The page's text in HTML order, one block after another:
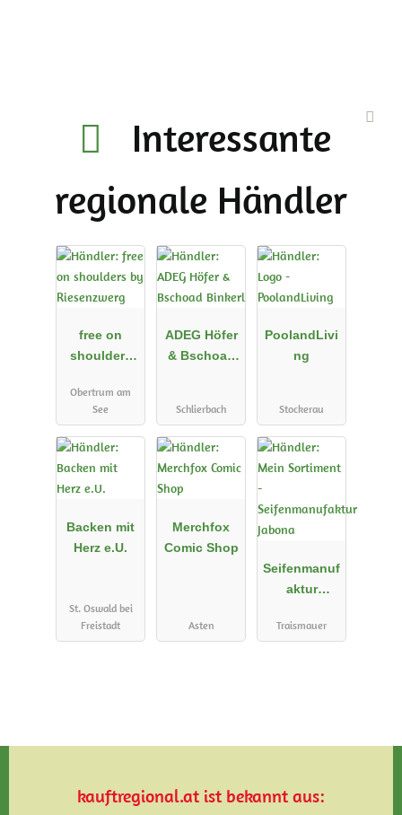
Interessante
regionale Händler
free on
shoulders
Riesenzwerg
Obertrum am
See
ADEG Höfer
& Bschoad
Schlierbach
PoolandLivi
ng
Stockerau
Backen mit
Herz e.U.
St. Oswald bei
Freistadt
Merchfox
Comic Shop
Asten
Seifenmanuf
aktur
Traismauer
kauftregional.at ist bekannt aus: